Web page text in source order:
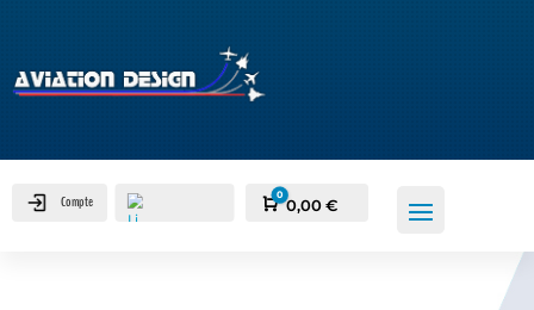
Compte Panier
0
0,00€